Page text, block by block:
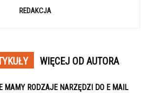
REDAKCJA
WIĘCEJ OD AUTORA
MAMY RODZAJE NARZĘDZI DO E MAIL